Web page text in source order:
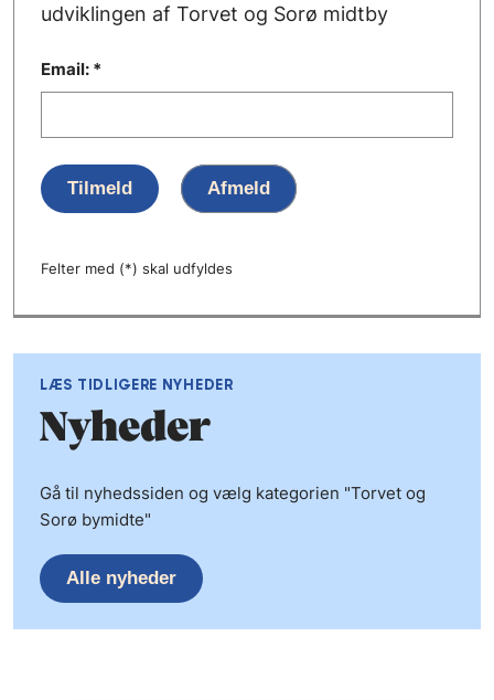
udviklingen af Torvet og Sorø midtby
Email: *
Tilmeld Afmeld
Felter med (*) skal udfyldes
LÆS TIDLIGERE NYHEDER
Nyheder
Gå til nyhedssiden og vælg kategorien "Torvet og
Sorø bymidte"
Alle nyheder